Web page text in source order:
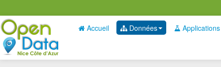
Accueil Données Applications